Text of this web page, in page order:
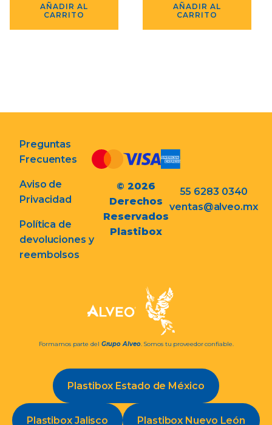
AÑADIR AL
CARRITO
AÑADIR AL
CARRITO
Preguntas
Frecuentes
Aviso de
Privacidad
Política de
devoluciones y
reembolsos
© 2026
Derechos
Reservados
Plastibox
55 6283 0340
ventas@alveo.mx
Formamos parte del Grupo Alveo. Somos tu proveedor confiable.
Plastibox Estado de México
Plastibox Jalisco Plastibox Nuevo León